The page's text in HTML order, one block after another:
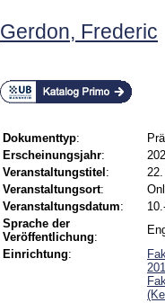
Gerdon, Frederic
Dokumenttyp:
Erscheinungsjahr:
Veranstaltungstitel :
Veranstaltungsort:
Veranstaltungsdatum:
Sprache der
Veröffentlichung:
Einrichtung: